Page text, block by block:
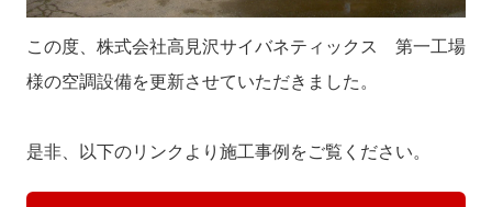
この度、株式会社高見沢サイバネティックス 第一工場
様の空調設備を更新させていただきました。
是非、以下のリンクより施工事例をご覧ください。